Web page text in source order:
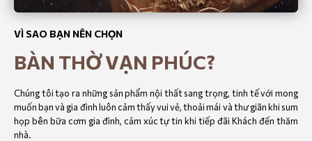
VÌ SAO BẠN NÊN CHỌN
BÀN THỜ VẠN PHÚC?
Chúng tôi tạo ra những sản phẩm nội thất sang trọng, tinh tế với mong
muốn bạn và gia đình luôn cảm thấy vui vẻ, thoải mái và thư giãn khi sum
họp bên bữa cơm gia đình, cảm xúc tự tin khi tiếp đãi Khách đến thăm
nhà.